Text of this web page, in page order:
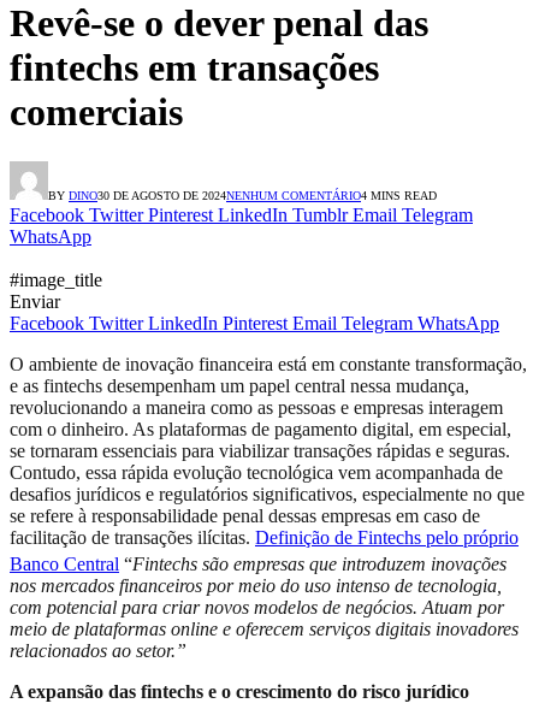
Revê-se o dever penal das
fintechs em transações
comerciais
BY DINO30 DE AGOSTO DE 2024NENHUM COMENTÁRIO4 MINS READ
Facebook Twitter Pinterest LinkedIn Tumblr Email Telegram
WhatsApp
#image_title
Enviar
Facebook Twitter LinkedIn Pinterest Email Telegram WhatsApp
O ambiente de inovação financeira está em constante transformação,
e as fintechs desempenham um papel central nessa mudança,
revolucionando a maneira como as pessoas e empresas interagem
com o dinheiro. As plataformas de pagamento digital, em especial,
se tornaram essenciais para viabilizar transações rápidas e seguras.
Contudo, essa rápida evolução tecnológica vem acompanhada de
desafios jurídicos e regulatórios significativos, especialmente no que
se refere à responsabilidade penal dessas empresas em caso de
facilitação de transações ilícitas. Definição de Fintechs pelo próprio
Banco Central “Fintechs são empresas que introduzem inovações
nos mercados financeiros por meio do uso intenso de tecnologia,
com potencial para criar novos modelos de negócios. Atuam por
meio de plataformas online e oferecem serviços digitais inovadores
relacionados ao setor.”
A expansão das fintechs e o crescimento do risco jurídico